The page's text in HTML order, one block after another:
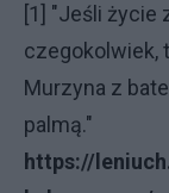
[1] "Jeśli życie
czegokolwiek,
Murzyna z
palmą."
https://